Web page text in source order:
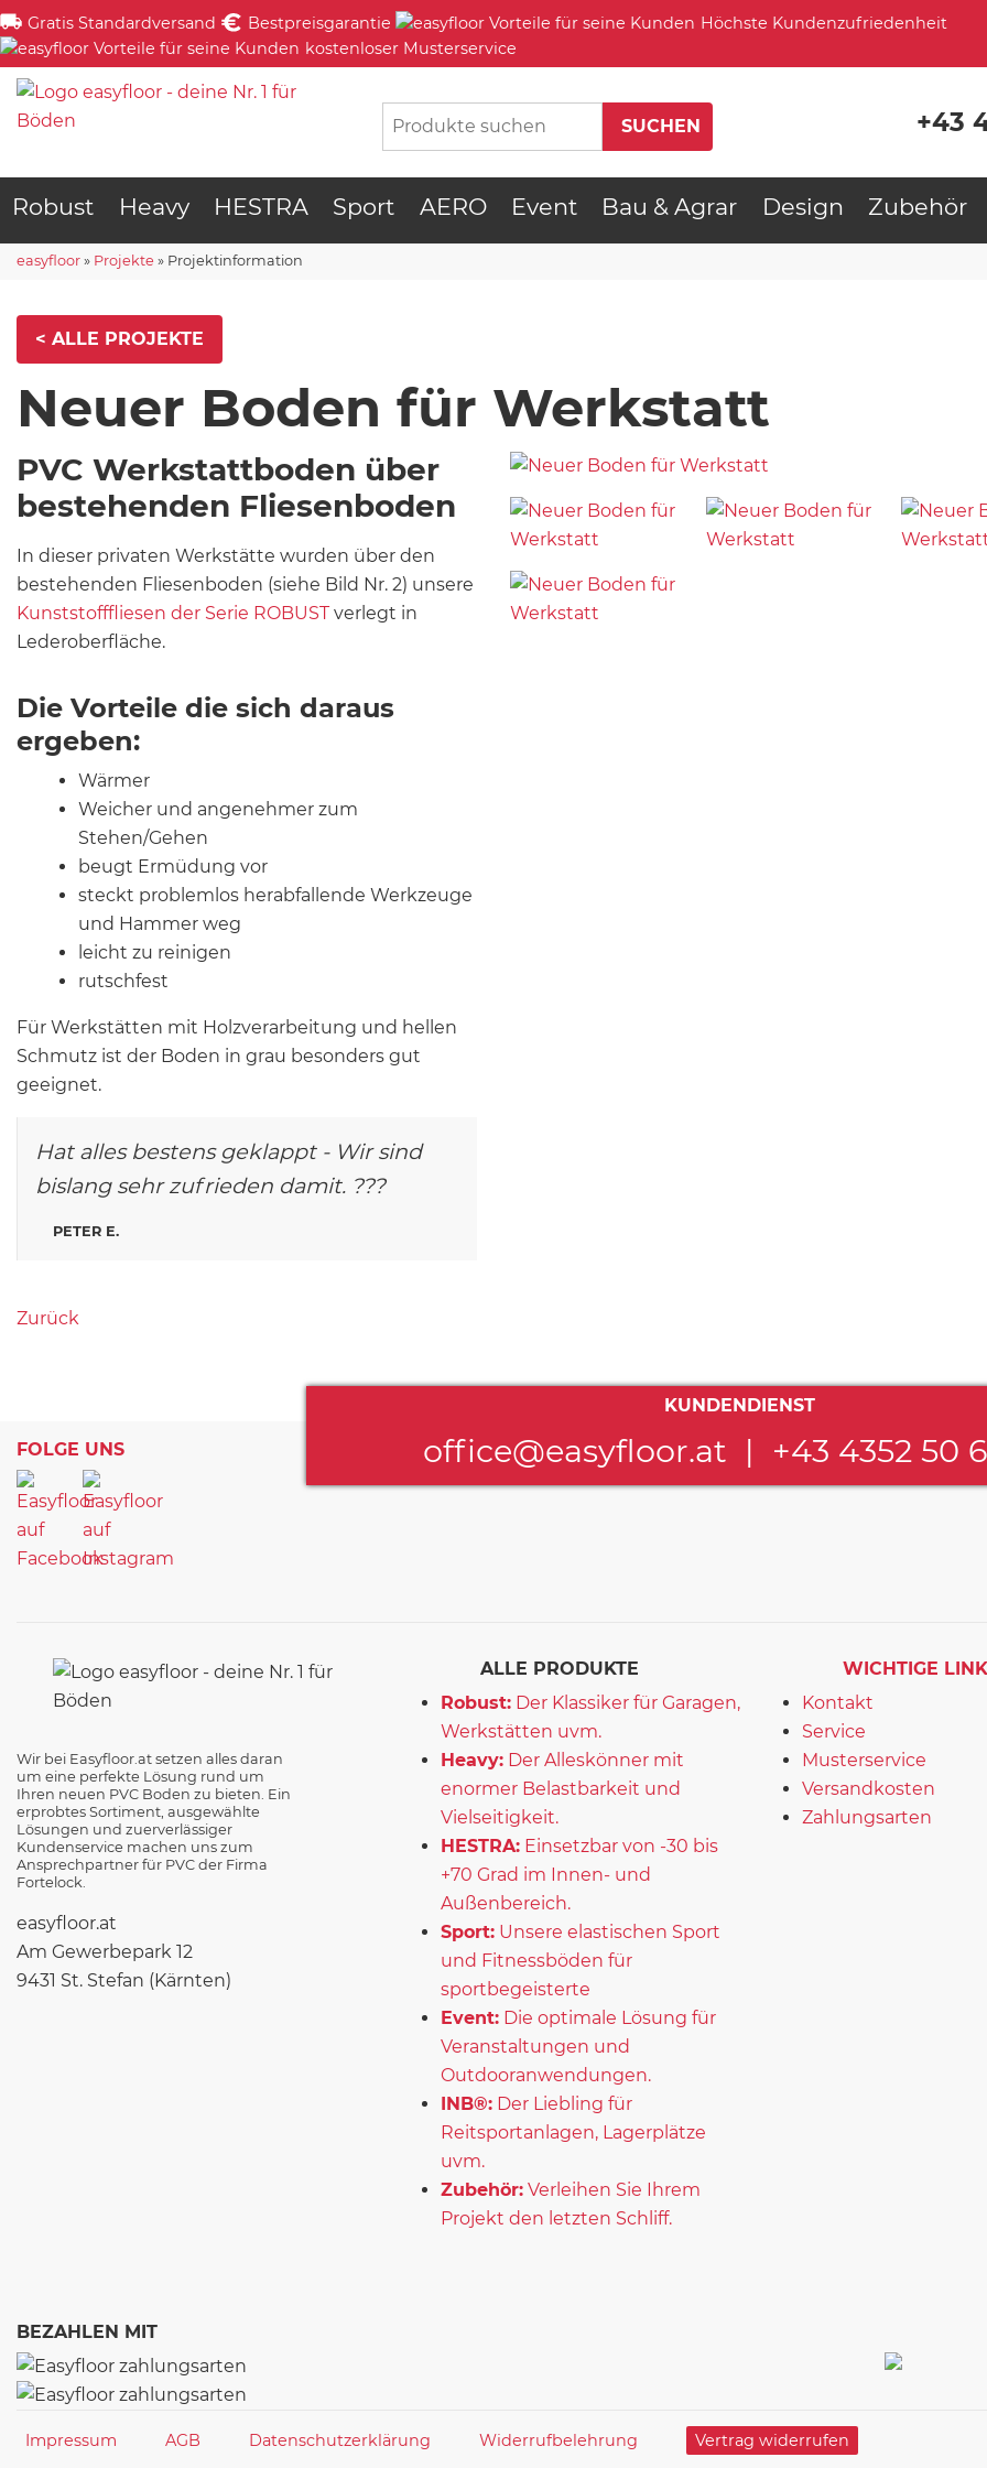
Gratis Standardversand Bestpreisgarantie
Höchste Kundenzufriedenheit
kostenloser Musterservice
+43
Robust Heavy HESTRA Sport AERO Event Bau & Agrar Design Zubehör
easyfloor » Projekte » Projektinformation
< ALLE PROJEKTE
Neuer Boden für Werkstatt
PVC Werkstattboden über
bestehenden Fliesenboden
In dieser privaten Werkstätte wurden über den
bestehenden Fliesenboden (siehe Bild Nr. 2) unsere
Kunststofffliesen der Serie ROBUSTverlegt in
Lederoberfläche.
Die Vorteile die sich daraus
ergeben:
Wärmer
Weicher und angenehmer zum
Stehen/Gehen
beugt Ermüdung vor
steckt problemlos herabfallende Werkzeuge
und Hammer weg
leicht zu reinigen
rutschfest
Für Werkstätten mit Holzverarbeitung und hellen
Schmutz ist der Boden in grau besonders gut
geeignet.
Hat alles bestens geklappt - Wir sind
bislang sehr zufrieden damit. ???
PETER E.
Zurück
FOLGE UNS
KUNDENDIENST
office@easyfloor.at | +43 4352 50
Wir bei Easyfloor.at setzen alles daran
um eine perfekte Lösung rund um
Ihren neuen PVC Boden zu bieten. Ein
erprobtes Sortiment, ausgewählte
Lösungen und zuerverlässiger
Kundenservice machen uns zum
Ansprechpartner für PVC der Firma
Fortelock.
easyfloor.at
Am Gewerbepark 12
9431 St. Stefan (Kärnten)
ALLE PRODUKTE
Robust: Der Klassiker für Garagen,
Werkstätten uvm.
Heavy: Der Alleskönner mit
enormer Belastbarkeit und
Vielseitigkeit.
HESTRA: Einsetzbar von -30 bis
+70 Grad im Innen- und
Außenbereich.
Sport: Unsere elastischen Sport
und Fitnessböden für
sportbegeisterte
Event: Die optimale Lösung für
Veranstaltungen und
Outdooranwendungen.
INB®: Der Liebling für
Reitsportanlagen, Lagerplätze
uvm.
Zubehör: Verleihen Sie Ihrem
Projekt den letzten Schliff.
WICHTIGE
Kontakt
Service
Musterservice
Versandkosten
Zahlungsarten
BEZAHLEN MIT
Impressum AGB Datenschutzerklärung Widerrufbelehrung Vertrag widerrufen